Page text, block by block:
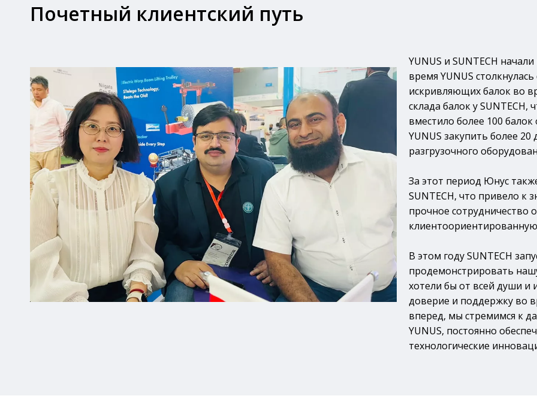
Почетный клиентский путь
YUNUS и SUNTECH
время YUNUS
искривляющих балок во
склада балок у
вместило более 100
YUNUS закупить более
разгрузочного
За этот период Юнус
SUNTECH, что привело
прочное сотрудничество
В этом году SUNTECH
продемонстрировать
хотели бы от всей души и
доверие и поддержку во
вперед, мы стремимся к
YUNUS, постоянно
технологические